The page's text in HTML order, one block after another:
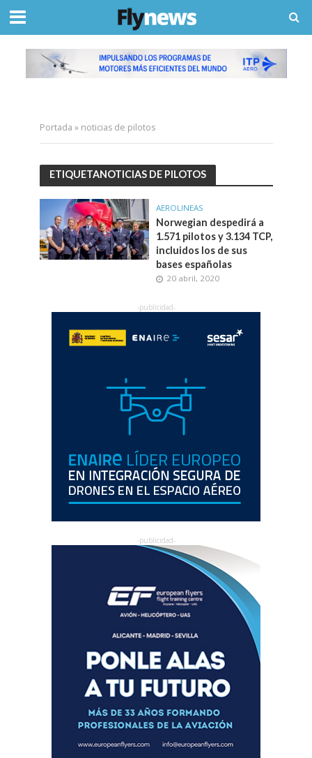
Portada » noticias de pilotos
ETIQUETANOTICIAS DE PILOTOS
AEROLINEAS
Norwegian despedirá a
1.571 pilotos y 3.134 TCP,
incluidos los de sus
bases españolas
20 abril, 2020